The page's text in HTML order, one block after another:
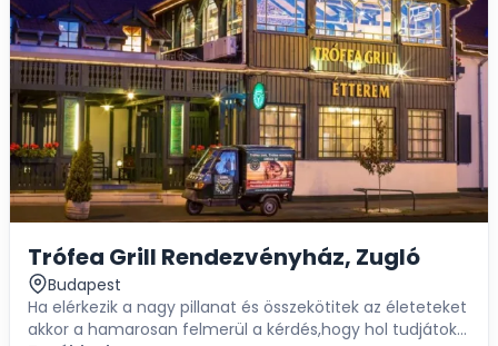
Trófea Grill Rendezvényház, Zugló
Budapest
Ha elérkezik a nagy pillanat és összekötitek az életeteket
akkor a hamarosan felmerül a kérdés,hogy hol tudjátok